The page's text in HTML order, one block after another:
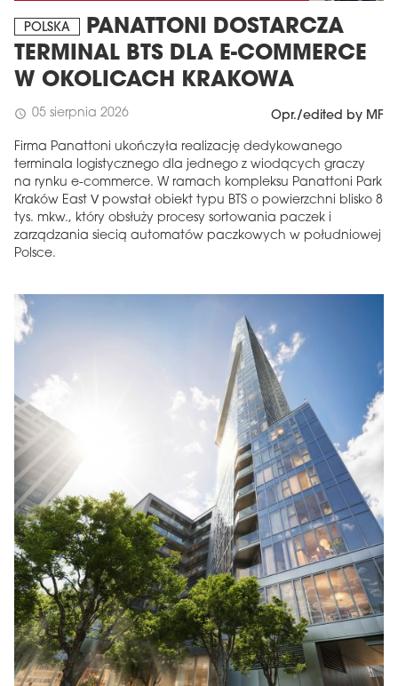
POLSKA
PANATTONI DOSTARCZA
TERMINAL BTS DLA E-COMMERCE
W OKOLICACH KRAKOWA
schedule 05 sierpnia 2026 Opr./edited by MF
Firma Panattoni ukończyła realizację dedykowanego
terminala logistycznego dla jednego z wiodących graczy
na rynku e-commerce. W ramach kompleksu Panattoni Park
Kraków East V powstał obiekt typu BTS o powierzchni blisko 8
tys. mkw., który obsłuży procesy sortowania paczek i
zarządzania siecią automatów paczkowych w południowej
Polsce.